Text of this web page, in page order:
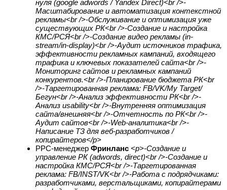
нуля (google adwords / Yandex Direct)<br />-
Масштабирование и автоматизация контекстной
рекламы<br />-Обслуживание и оптимизация уже
существующих РК<br />-Создание и настройка
КМС/РСЯ<br />-Создание видео рекламы (in-
stream/in-display)<br />-Аудит источников трафика,
эффективности рекламных кампаний, входящего
трафика и ключевых показателей сайта<br />-
Мониторинг сайтов и рекламных кампаний
конкурентов.<br />-Планирование бюджета РК<br
/>-Таргетированная реклама: FB/VK/My Target/
Бегун<br />-Анализ эффективности РК<br />-
Анализ usability<br />-Внутренняя оптимизация
сайта/внешняя<br />-Отчетность по РК<br />-
Аудит сайтов<br />-Web-аналитика<br />-
Написание ТЗ для веб-разработчиков /
копирайтеров</p>
PPC-менеджер Фринланс <p>-Создание и
управление РК (adwords, direct)<br />-Создание и
настройка КМС/РСЯ<br />-Таргетированная
реклама: FB/INST/VK<br />-Работа с подрядчиками:
разработчиками, верстальщиками, копирайтерами